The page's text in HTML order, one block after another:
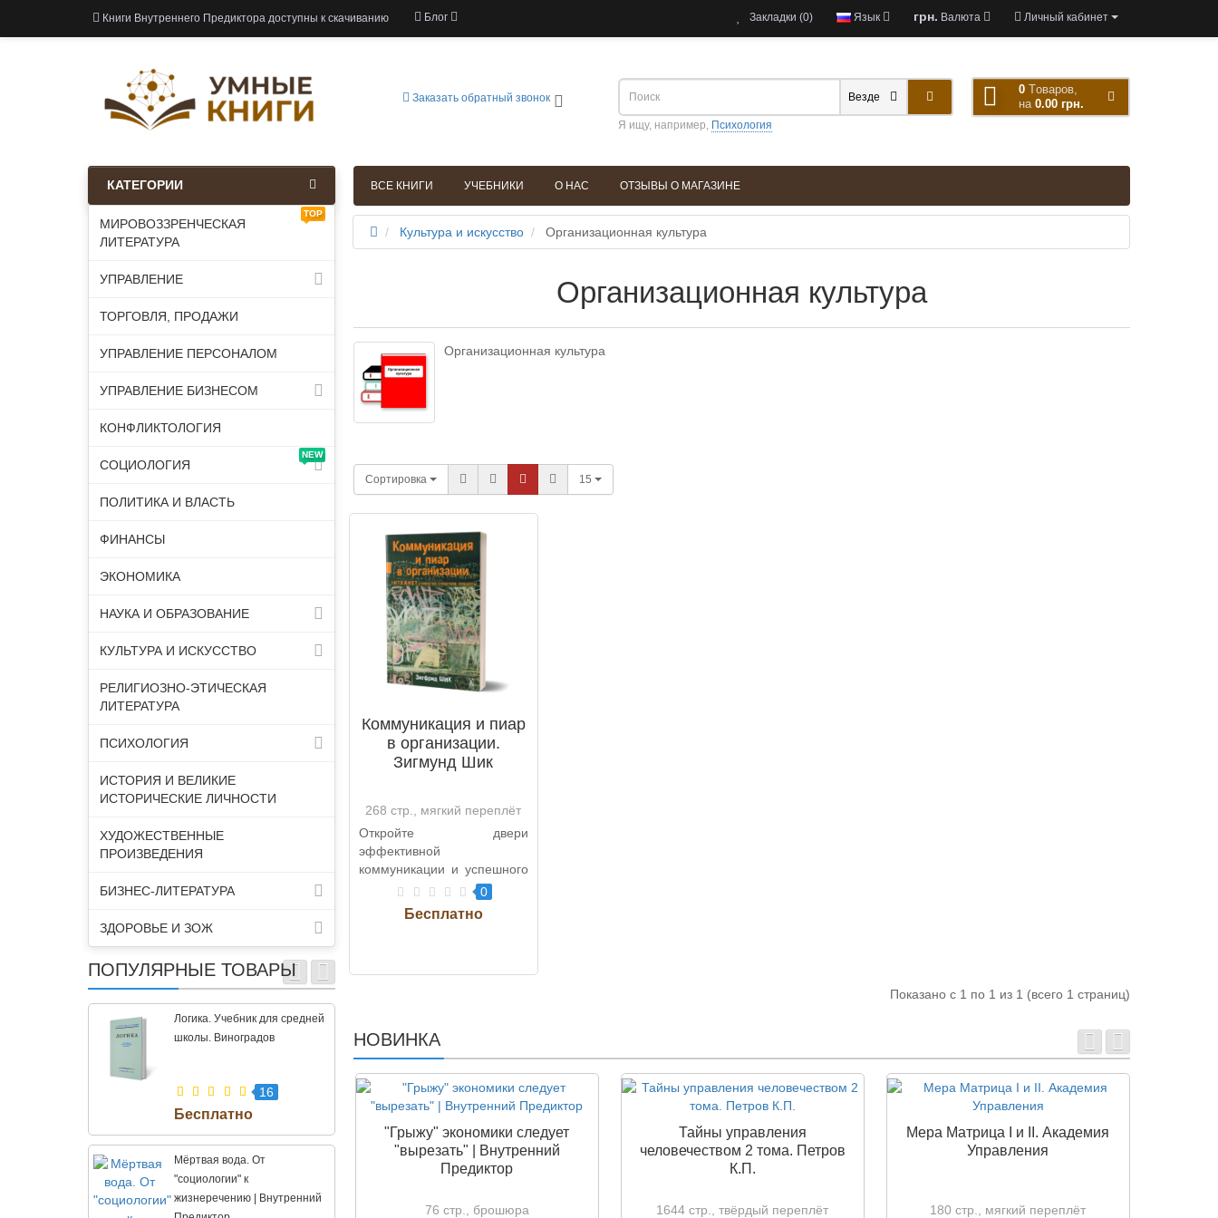
Книги Внутреннего Предиктора доступны к скачиванию Блог Личный кабинет
грн. Валюта
Язык
Закладки (0)
Заказать обратный звонок
0 Tоваров,
на 0.00 грн.
Везде
Я ищу, например, Психология
ВСЕ КНИГИ УЧЕБНИКИ О НАС ОТЗЫВЫ О МАГАЗИНЕ
КАТЕГОРИИ
TOP
МИРОВОЗЗРЕНЧЕСКАЯ
ЛИТЕРАТУРА
УПРАВЛЕНИЕ
ТОРГОВЛЯ, ПРОДАЖИ
УПРАВЛЕНИЕ ПЕРСОНАЛОМ
УПРАВЛЕНИЕ БИЗНЕСОМ
КОНФЛИКТОЛОГИЯ
NEW
СОЦИОЛОГИЯ
ПОЛИТИКА И ВЛАСТЬ
ФИНАНСЫ
ЭКОНОМИКА
НАУКА И ОБРАЗОВАНИЕ
КУЛЬТУРА И ИСКУССТВО
РЕЛИГИОЗНО-ЭТИЧЕСКАЯ
ЛИТЕРАТУРА
ПСИХОЛОГИЯ
ИСТОРИЯ И ВЕЛИКИЕ
ИСТОРИЧЕСКИЕ ЛИЧНОСТИ
ХУДОЖЕСТВЕННЫЕ
ПРОИЗВЕДЕНИЯ
БИЗНЕС-ЛИТЕРАТУРА
ЗДОРОВЬЕ И ЗОЖ
Культура и искусство Организационная культура
ПОПУЛЯРНЫЕ ТОВАРЫ
Логика. Учебник для средней
школы. Виноградов
16
Мёртвая вода. От
"социологии" к
жизнеречению | Внутренний
Теплов
0
Организационная культура
Организационная культура
Сортировка 15
Коммуникация и пиар
в организации.
Зигмунд Шик
268 стр., мягкий переплёт
Откройте двери
эффективной
коммуникации и успешного
PR в вашей организации!
Книга 'Коммуникация и пи..
0
Показано с 1 по 1 из 1 (всего 1 страниц)
НОВИНКА
"Грыжу" экономики следует
"вырезать" | Внутренний
Предиктор
76 стр., брошюра
Тайны управления
человечеством 2 тома. Петров
К.П.
1644 стр., твёрдый переплёт
Мера Матрица I и II. Академия
Управления
180 стр., мягкий переплёт